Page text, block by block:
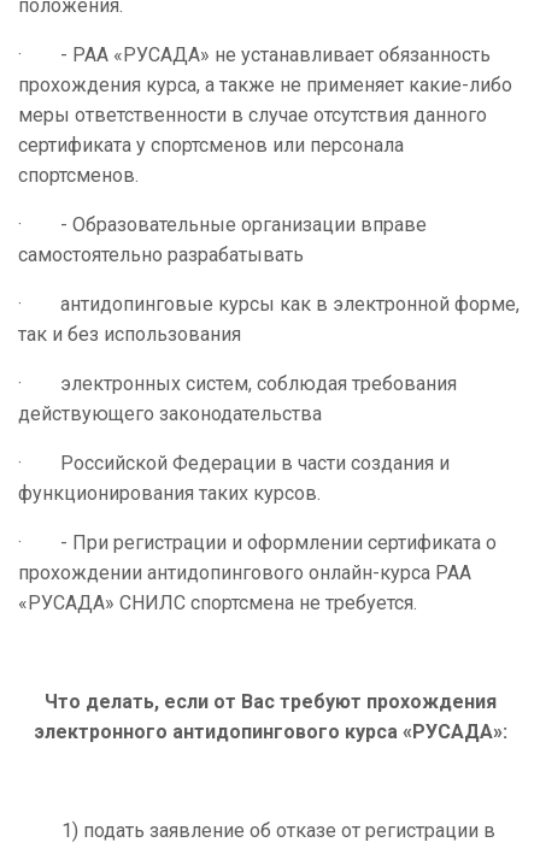
положения.
· - РАА «РУСАДА» не устанавливает обязанность
прохождения курса, а также не применяет какие-либо
меры ответственности в случае отсутствия данного
сертификата у спортсменов или персонала
спортсменов.
· - Образовательные организации вправе
самостоятельно разрабатывать
· антидопинговые курсы как в электронной форме,
так и без использования
· электронных систем, соблюдая требования
действующего законодательства
· Российской Федерации в части создания и
функционирования таких курсов.
· - При регистрации и оформлении сертификата о
прохождении антидопингового онлайн-курса РАА
«РУСАДА» СНИЛС спортсмена не требуется.
Что делать, если от Вас требуют прохождения
электронного антидопингового курса «РУСАДА»:
1) подать заявление об отказе от регистрации в